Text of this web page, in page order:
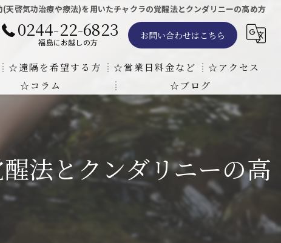
(天啓気功治療や療法)を用いたチャクラの覚醒法とクンダリニーの高め方
0244-22-6823
福島にお越しの方
お問い合わせはこちら
☆遠隔を希望する方
遠隔気功ヒーリングで難病の克服の方法と効果
☆営業日料金など
東京での瞑想気功教室の開催について
☆アクセス
天啓気療院 東京店
☆コラム ☆ブログ
法とクンダリニーの高